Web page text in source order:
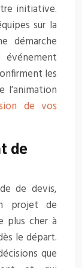
initiative.
sur la
démarche
les
l’animation
de vos
de
de devis,
projet de
plus cher à
le départ.
que